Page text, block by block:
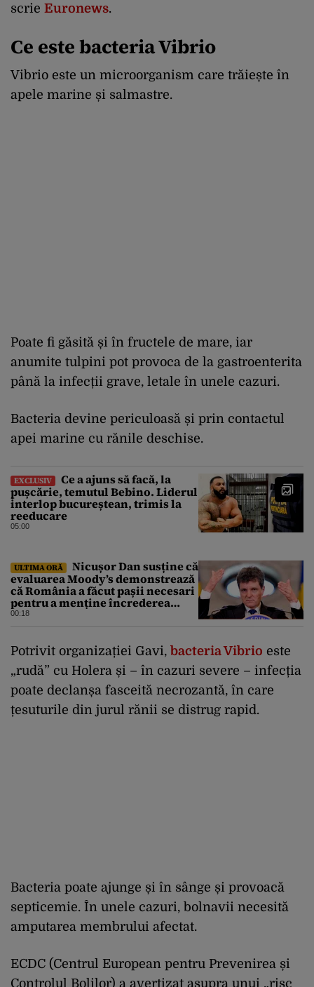
scrie Euronews.
Ce este bacteria Vibrio
Vibrio este un microorganism care trăiește în
apele marine și salmastre.
Poate fi găsită și în fructele de mare, iar
anumite tulpini pot provoca de la gastroenterita
până la infecții grave, letale în unele cazuri.
Bacteria devine periculoasă și prin contactul
apei marine cu rănile deschise.
EXCLUSIV
Ce a ajuns să facă, la
pușcărie, temutul Bebino. Liderul
interlop bucureștean, trimis la
reeducare
05:00
ULTIMA ORĂ
Nicușor Dan susține că
evaluarea Moody’s demonstrează
că România a făcut pașii necesari
pentru a menține încrederea
investitorilor: „Totuși,
00:18
Potrivit organizației Gavi, bacteria Vibrio este
„rudă” cu Holera și – în cazuri severe – infecția
poate declanșa fasceită necrozantă, în care
țesuturile din jurul rănii se distrug rapid.
Bacteria poate ajunge și în sânge și provoacă
septicemie. În unele cazuri, bolnavii necesită
amputarea membrului afectat.
ECDC (Centrul European pentru Prevenirea și
Controlul Bolilor) a avertizat asupra unui „risc